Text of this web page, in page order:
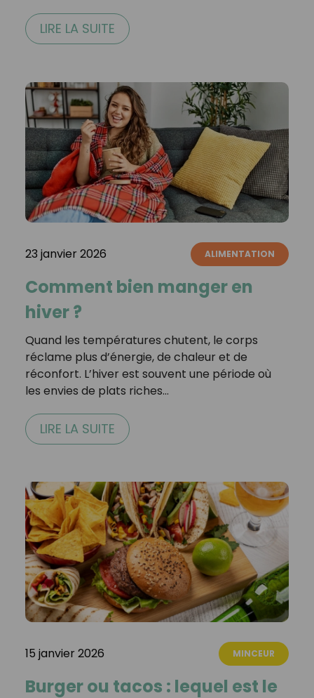
LIRE LA SUITE
23 janvier 2026 ALIMENTATION
Comment bien manger en
hiver ?
Quand les températures chutent, le corps
réclame plus d’énergie, de chaleur et de
réconfort. L’hiver est souvent une période où
les envies de plats riches…
LIRE LA SUITE
15 janvier 2026 MINCEUR
Burger ou tacos : lequel est le